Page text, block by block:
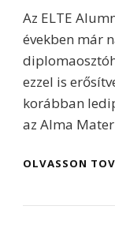
Az ELTE
években már
ezzel is
korábban
az Alma
OLVASSON